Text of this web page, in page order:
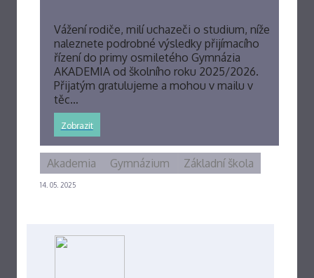
Vážení rodiče, milí uchazeči o studium, níže
naleznete podrobné výsledky přijímacího
řízení do primy osmiletého Gymnázia
AKADEMIA od školního roku 2025/2026.
Přijatým gratulujeme a mohou v mailu v
těc…
Zobrazit
14. 05. 2025
Akademia Gymnázium Základní škola